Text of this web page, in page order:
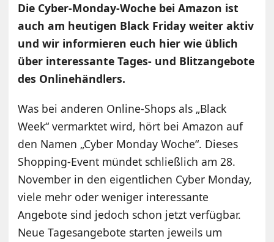
Die Cyber-Monday-Woche bei Amazon ist
auch am heutigen Black Friday weiter aktiv
und wir informieren euch hier wie üblich
über interessante Tages- und Blitzangebote
des Onlinehändlers.
Was bei anderen Online-Shops als „Black
Week“ vermarktet wird, hört bei Amazon auf
den Namen „Cyber Monday Woche“. Dieses
Shopping-Event mündet schließlich am 28.
November in den eigentlichen Cyber Monday,
viele mehr oder weniger interessante
Angebote sind jedoch schon jetzt verfügbar.
Neue Tagesangebote starten jeweils um